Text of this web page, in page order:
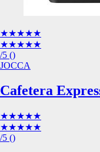
★★★★★
★★★★★
/5 ()
JOCCA
Cafetera
★★★★★
★★★★★
/5 ()